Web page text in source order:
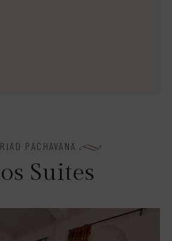
RIAD PACHAVANA
os Suites